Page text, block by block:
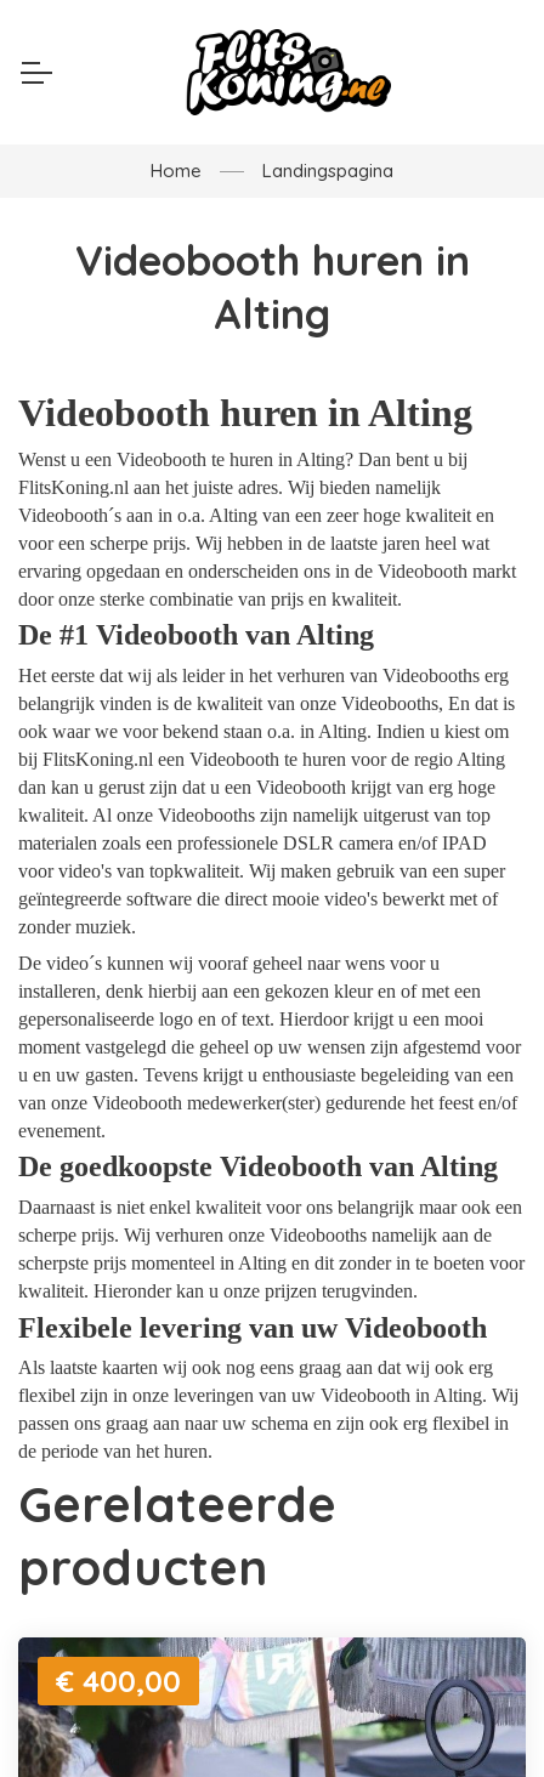
Home Landingspagina
Videobooth huren in
Alting
Videobooth huren in Alting
Wenst u een Videobooth te huren in Alting? Dan bent u bij
FlitsKoning.nl aan het juiste adres. Wij bieden namelijk
Videobooth´s aan in o.a. Alting van een zeer hoge kwaliteit en
voor een scherpe prijs. Wij hebben in de laatste jaren heel wat
ervaring opgedaan en onderscheiden ons in de Videobooth markt
door onze sterke combinatie van prijs en kwaliteit.
De #1 Videobooth van Alting
Het eerste dat wij als leider in het verhuren van Videobooths erg
belangrijk vinden is de kwaliteit van onze Videobooths, En dat is
ook waar we voor bekend staan o.a. in Alting. Indien u kiest om
bij FlitsKoning.nl een Videobooth te huren voor de regio Alting
dan kan u gerust zijn dat u een Videobooth krijgt van erg hoge
kwaliteit. Al onze Videobooths zijn namelijk uitgerust van top
materialen zoals een professionele DSLR camera en/of IPAD
voor video's van topkwaliteit. Wij maken gebruik van een super
geïntegreerde software die direct mooie video's bewerkt met of
zonder muziek.
De video´s kunnen wij vooraf geheel naar wens voor u
installeren, denk hierbij aan een gekozen kleur en of met een
gepersonaliseerde logo en of text. Hierdoor krijgt u een mooi
moment vastgelegd die geheel op uw wensen zijn afgestemd voor
u en uw gasten. Tevens krijgt u enthousiaste begeleiding van een
van onze Videobooth medewerker(ster) gedurende het feest en/of
evenement.
De goedkoopste Videobooth van Alting
Daarnaast is niet enkel kwaliteit voor ons belangrijk maar ook een
scherpe prijs. Wij verhuren onze Videobooths namelijk aan de
scherpste prijs momenteel in Alting en dit zonder in te boeten voor
kwaliteit. Hieronder kan u onze prijzen terugvinden.
Flexibele levering van uw Videobooth
Als laatste kaarten wij ook nog eens graag aan dat wij ook erg
flexibel zijn in onze leveringen van uw Videobooth in Alting. Wij
passen ons graag aan naar uw schema en zijn ook erg flexibel in
de periode van het huren.
Gerelateerde
producten
€ 400,00